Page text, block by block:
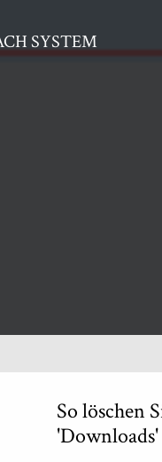
SYSTEM
So löschen